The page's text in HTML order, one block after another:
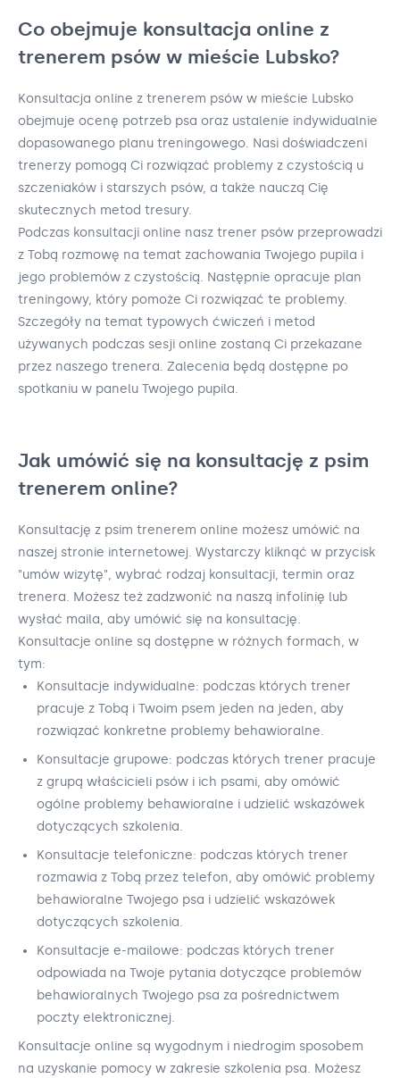
Co obejmuje konsultacja online z
trenerem psów w mieście Lubsko?
Konsultacja online z trenerem psów w mieście Lubsko
obejmuje ocenę potrzeb psa oraz ustalenie indywidualnie
dopasowanego planu treningowego. Nasi doświadczeni
trenerzy pomogą Ci rozwiązać problemy z czystością u
szczeniaków i starszych psów, a także nauczą Cię
skutecznych metod tresury.
Podczas konsultacji online nasz trener psów przeprowadzi
z Tobą rozmowę na temat zachowania Twojego pupila i
jego problemów z czystością. Następnie opracuje plan
treningowy, który pomoże Ci rozwiązać te problemy.
Szczegóły na temat typowych ćwiczeń i metod
używanych podczas sesji online zostaną Ci przekazane
przez naszego trenera. Zalecenia będą dostępne po
spotkaniu w panelu Twojego pupila.
Jak umówić się na konsultację z psim
trenerem online?
Konsultację z psim trenerem online możesz umówić na
naszej stronie internetowej. Wystarczy kliknąć w przycisk
"umów wizytę", wybrać rodzaj konsultacji, termin oraz
trenera. Możesz też zadzwonić na naszą infolinię lub
wysłać maila, aby umówić się na konsultację.
Konsultacje online są dostępne w różnych formach, w
tym:
Konsultacje indywidualne: podczas których trener
pracuje z Tobą i Twoim psem jeden na jeden, aby
rozwiązać konkretne problemy behawioralne.
Konsultacje grupowe: podczas których trener pracuje
z grupą właścicieli psów i ich psami, aby omówić
ogólne problemy behawioralne i udzielić wskazówek
dotyczących szkolenia.
Konsultacje telefoniczne: podczas których trener
rozmawia z Tobą przez telefon, aby omówić problemy
behawioralne Twojego psa i udzielić wskazówek
dotyczących szkolenia.
Konsultacje e-mailowe: podczas których trener
odpowiada na Twoje pytania dotyczące problemów
behawioralnych Twojego psa za pośrednictwem
poczty elektronicznej.
Konsultacje online są wygodnym i niedrogim sposobem
na uzyskanie pomocy w zakresie szkolenia psa. Możesz